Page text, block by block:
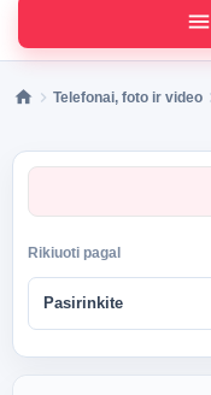
menu
Telefonai, foto ir video
Rikiuoti pagal
Pasirinkite